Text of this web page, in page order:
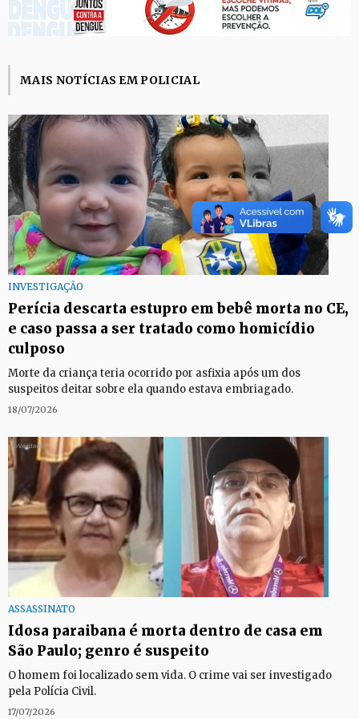
MAIS NOTÍCIAS EM POLICIAL
INVESTIGAÇÃO
Perícia descarta estupro em bebê morta no CE,
e caso passa a ser tratado como homicídio
culposo
Morte da criança teria ocorrido por asfixia após um dos
suspeitos deitar sobre ela quando estava embriagado.
18/07/2026
ASSASSINATO
Idosa paraibana é morta dentro de casa em
São Paulo; genro é suspeito
O homem foi localizado sem vida. O crime vai ser investigado
pela Polícia Civil.
17/07/2026